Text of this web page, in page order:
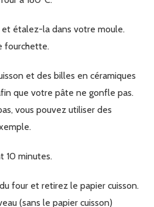
fourchette.
que votre pâte ne gonfle pas.
vous pouvez utiliser des
10 minutes.
(sans le papier cuisson)